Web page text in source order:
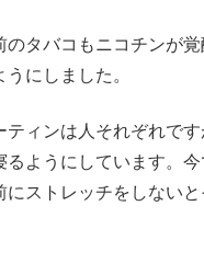
のタバコもニコチンが
にしました。
ティンは人それぞれで
るようにしています。
にストレッチをしない